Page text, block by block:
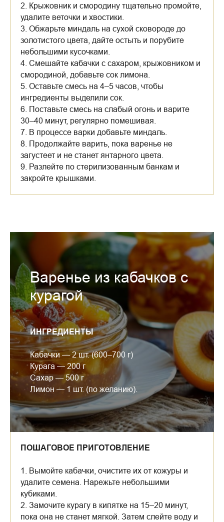
2. Крыжовник и смородину тщательно промойте,
удалите веточки и хвостики.
3. Обжарьте миндаль на сухой сковороде до
золотистого цвета, дайте остыть и порубите
небольшими кусочками.
4. Смешайте кабачки с сахаром, крыжовником и
смородиной, добавьте сок лимона.
5. Оставьте смесь на 4–5 часов, чтобы
ингредиенты выделили сок.
6. Поставьте смесь на слабый огонь и варите
30–40 минут, регулярно помешивая.
7. В процессе варки добавьте миндаль.
8. Продолжайте варить, пока варенье не
загустеет и не станет янтарного цвета.
9. Разлейте по стерилизованным банкам и
закройте крышками.
Варенье из кабачков с
курагой
ИНГРЕДИЕНТЫ
Кабачки — 2 шт. (600–700 г)
Курага — 200 г
Сахар — 500 г
Лимон — 1 шт. (по желанию).
ПОШАГОВОЕ ПРИГОТОВЛЕНИЕ
1. Вымойте кабачки, очистите их от кожуры и
удалите семена. Нарежьте небольшими
кубиками.
2. Замочите курагу в кипятке на 15–20 минут,
пока она не станет мягкой. Затем слейте воду и